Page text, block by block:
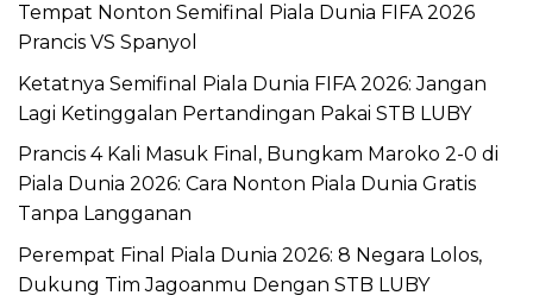
Tempat Nonton Semifinal Piala Dunia FIFA 2026
Prancis VS Spanyol
Ketatnya Semifinal Piala Dunia FIFA 2026: Jangan
Lagi Ketinggalan Pertandingan Pakai STB LUBY
Prancis 4 Kali Masuk Final, Bungkam Maroko 2-0 di
Piala Dunia 2026: Cara Nonton Piala Dunia Gratis
Tanpa Langganan
Perempat Final Piala Dunia 2026: 8 Negara Lolos,
Dukung Tim Jagoanmu Dengan STB LUBY